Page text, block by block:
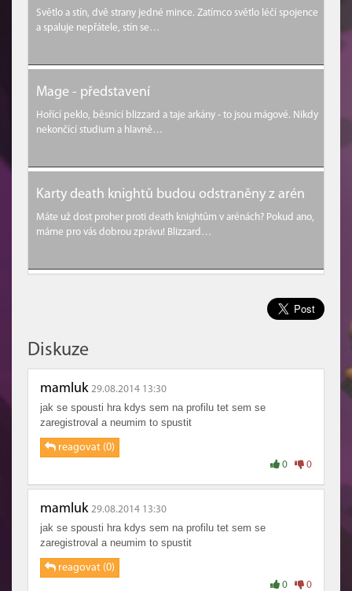
Světlo a stín, dvě strany jedné mince. Zatímco světlo léčí spojence
a spaluje nepřátele, stín se…
Mage - představení
Hořící peklo, běsnící blizzard a taje arkány - to jsou mágové. Nikdy
nekončící studium a hlavně…
Karty death knightů budou odstraněny z arén
Máte už dost proher proti death knightům v arénách? Pokud ano,
máme pro vás dobrou zprávu! Blizzard…
Diskuze
mamluk 29.08.2014 13:30
jak se spousti hra kdys sem na profilu tet sem se
zaregistroval a neumim to spustit
reagovat (0)
0 0
mamluk 29.08.2014 13:30
jak se spousti hra kdys sem na profilu tet sem se
zaregistroval a neumim to spustit
reagovat (0)
0 0